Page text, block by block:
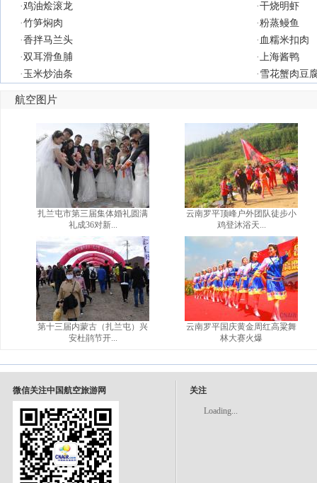
·鸡油烩滚龙 ·干烧明虾
·竹笋焖肉 ·粉蒸鳗鱼
·香拌马兰头 · 血糯米扣肉
·双耳滑鱼脯 ·上海酱鸭
· 玉米炒油条 · 雪花蟹肉豆
航空图片
扎兰屯市第三届集体婚礼圆满
礼成36对新...
第十三届内蒙古（扎兰屯）兴
安杜鹃节开...
云南罗平顶峰户外团队徒步小
鸡登沐浴天...
云南罗平国庆黄金周红高粱舞
林大赛火爆
微信关注中国航空旅游网 关注
Loading...